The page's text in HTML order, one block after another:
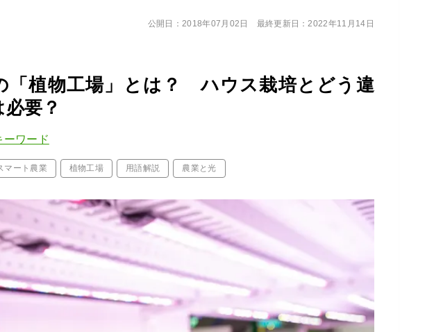
「植物工場」とは？ ハウス栽培とどう違
要？
ーワード
マート農業 植物工場 用語解説 農業と光
公開日：2018年07月02日 最終更新日：2022年11月14日